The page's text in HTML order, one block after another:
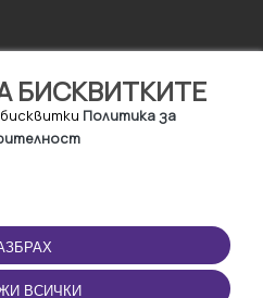
БИСКВИТКИТЕ
Политика за
ВСИЧКИ
ПРИЛОЖЕНИЕТО